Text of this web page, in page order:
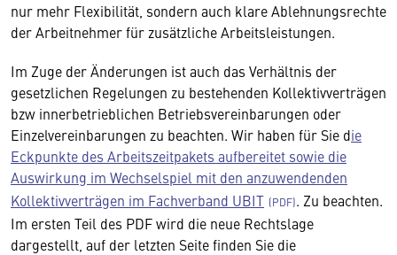
nur mehr Flexibilität, sondern auch klare Ablehnungsrechte
der Arbeitnehmer für zusätzliche Arbeitsleistungen.
Im Zuge der Änderungen ist auch das Verhältnis der
gesetzlichen Regelungen zu bestehenden Kollektivverträgen
bzw innerbetrieblichen Betriebsvereinbarungen oder
Einzelvereinbarungen zu beachten. Wir haben für Sie die
Eckpunkte des Arbeitszeitpakets aufbereitet sowie die
Auswirkung im Wechselspiel mit den anzuwendenden
Kollektivverträgen im Fachverband UBIT
. Zu beachten.
Im ersten Teil des PDF wird die neue Rechtslage
dargestellt, auf der letzten Seite finden Sie die